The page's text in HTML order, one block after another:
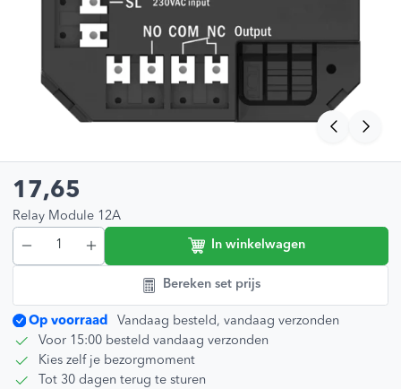
17,65
Relay Module 12A
In winkelwagen
Bereken set prijs
Op voorraad
Vandaag besteld, vandaag verzonden
Voor 15:00 besteld vandaag verzonden
Kies zelf je bezorgmoment
Tot 30 dagen terug te sturen